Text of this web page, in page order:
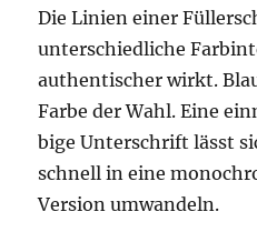
Die Lini­en einer
unter­schied­li­che
authen­ti­scher wirkt.
Far­be der Wahl. Eine
bi­ge Unter­schrift lässt
schnell in eine
Ver­si­on umwandeln.